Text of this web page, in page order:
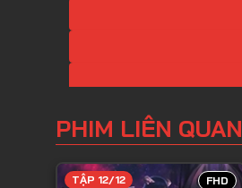
PHIM LIÊN QUAN
FHD
TẬP 12/12